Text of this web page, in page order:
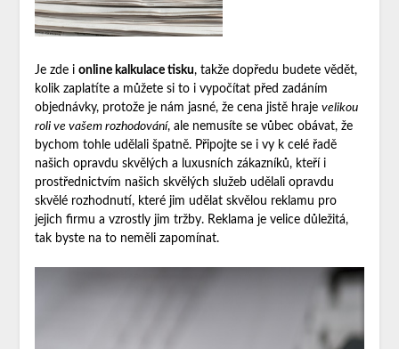
Je zde i online kalkulace tisku, takže dopředu budete vědět,
kolik zaplatíte a můžete si to i vypočítat před zadáním
objednávky, protože je nám jasné, že cena jistě hraje velikou
roli ve vašem rozhodování, ale nemusíte se vůbec obávat, že
bychom tohle udělali špatně. Připojte se i vy k celé řadě
našich opravdu skvělých a luxusních zákazníků, kteří i
prostřednictvím našich skvělých služeb udělali opravdu
skvělé rozhodnutí, které jim udělat skvělou reklamu pro
jejich firmu a vzrostly jim tržby. Reklama je velice důležitá,
tak byste na to neměli zapomínat.